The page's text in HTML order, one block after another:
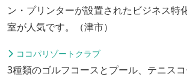
ン・プリンターが設置されたビジネス特
室が人気です。（津市）
ココパリゾートクラブ
3種類のゴルフコースとプール、テニス